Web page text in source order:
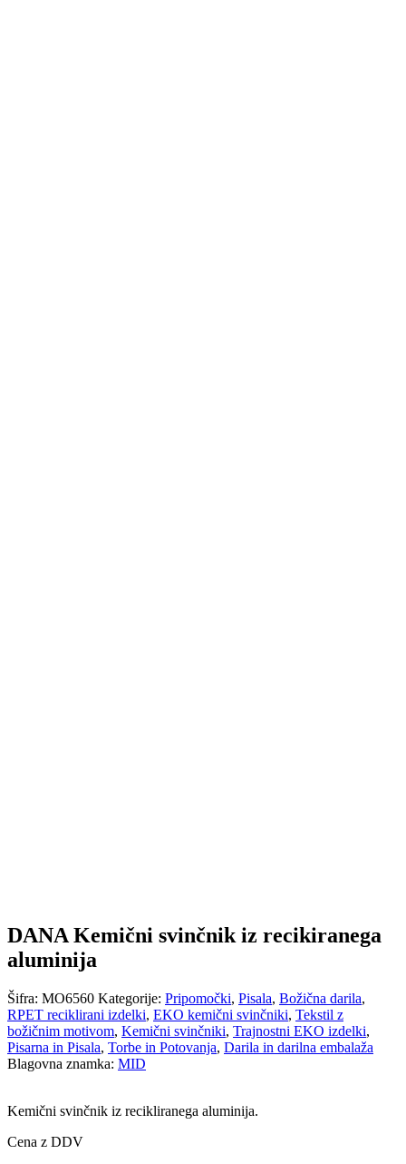
DANA Kemični svinčnik iz recikiranega
aluminija
Šifra: MO6560 Kategorije: Pripomočki, Pisala, Božična darila,
RPET reciklirani izdelki, EKO kemični svinčniki, Tekstil z
božičnim motivom, Kemični svinčniki, Trajnostni EKO izdelki,
Pisarna in Pisala, Torbe in Potovanja, Darila in darilna embalaža
Blagovna znamka: MID
Kemični svinčnik iz recikliranega aluminija.
Cena z DDV